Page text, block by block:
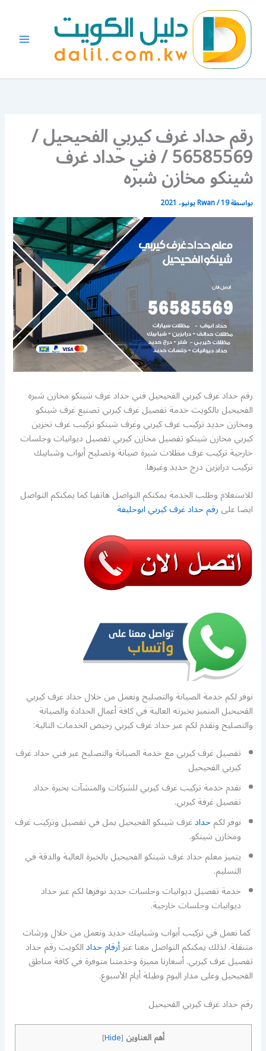
المحتوى
رقم حداد غرف كيربي الفحيحيل /
56585569 / فني حداد غرف
شينكو مخازن شبره
بواسطة Rwan/19 يونيو، 2021
رقم حداد غرف كيربي الفحيحيل فني حداد غرف شينكو مخازن شبره
الفحيحيل بالكويت خدمة تفصيل غرف كيربي تصنيع غرف شينكو
ومخازن حديد تركيب غرف كيربي وغرف شينكو تركيب غرف تخزين
كيربي مخازن شينكو تفصيل مخازن كيربي تفصيل ديوانيات وجلسات
خارجية تركيب غرف مظلات شبرة صيانة وتصليح أبواب وشبابيك
تركيب درابزين درج حديد وغيرها.
للاستعلام وطلب الخدمة يمكنكم التواصل هاتفيا كما يمكنكم التواصل
ايضا علىرقم حداد غرف كيربي ابوحليفة
نوفر لكم خدمة الصيانة والتصليح ونعمل من خلال حداد غرف كيربي
الفحيحيل المتميز بخبرته العالية في كافة أعمال الحدادة والصيانة
والتصليح ونقدم لكم عبر حداد غرف كيربي رخيص الخدمات التالية:
تفصيل غرف كيربي مع خدمة الصيانة والتصليح عبر فني حداد غرف
كيربي الفحيحيل
نقدم خدمة تركيب غرف كيربي للشركات والمنشآت بخبرة حداد
تفصيل غرفة كيربي.
نوفر لكمحدادغرف شينكو الفحيحيل يمل في تفصيل وتركيب غرف
ومخازن شينكو.
يتميز معلم حداد غرف شينكو الفحيحيل بالخبرة العالية والدقة في
التسليم.
خدمة تفصيل ديوانيات وجلسات حديد نوفرها لكم عبر حداد
ديوانيات وجلسات خارجية.
كما نعمل في تركيب أبواب وشبابيك حديد ونعمل من خلال ورشات
متنقلة. لذلك يمكنكم التواصل معنا عبرأرقام حدادالكويت رقم حداد
تفصيل غرف كيربي. أسعارنا مميزة وخدمتنا متوفرة في كافة مناطق
الفحيحيل وعلى مدار اليوم وطيلة أيام الأسبوع.
رقم حداد غرف كيربي الفحيحيل
أهم العناوين [
Hide
]